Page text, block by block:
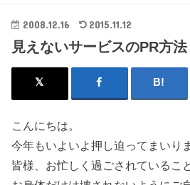
2008.12.16 2015.11.12
見えないサービスのPR方法
こんにちは。
今年もいよいよ押し迫ってまいり
皆様、お忙しく過ごされているこ